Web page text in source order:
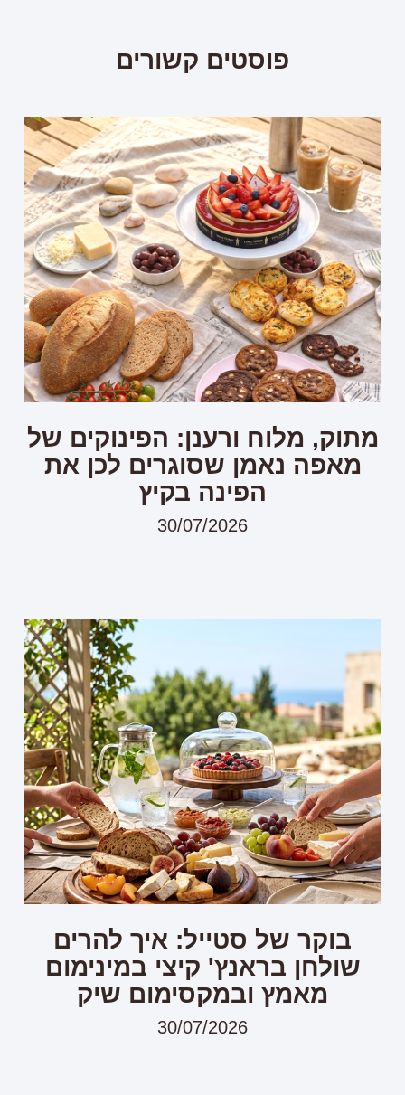
פוסטים קשורים
מתוק, מלוח ורענן: הפינוקים של
מאפה נאמן שסוגרים לכן את
הפינה בקיץ
30/07/2026
בוקר של סטייל: איך להרים
שולחן בראנץ' קיצי במינימום
מאמץ ובמקסימום שיק
30/07/2026